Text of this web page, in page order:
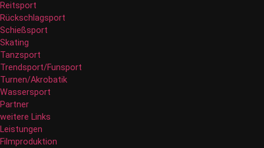
Reitsport
Rückschlagsport
Schießsport
Skating
Tanzsport
Trendsport/Funsport
Turnen/Akrobatik
Wassersport
Partner
weitere Links
Leistungen
Filmproduktion